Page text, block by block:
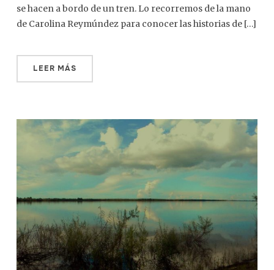
se hacen a bordo de un tren. Lo recorremos de la mano
de Carolina Reymúndez para conocer las historias de […]
LEER MÁS